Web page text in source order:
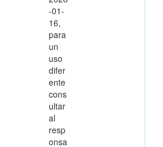
-01-
16,
para
un
uso
difer
ente
cons
ultar
al
resp
onsa